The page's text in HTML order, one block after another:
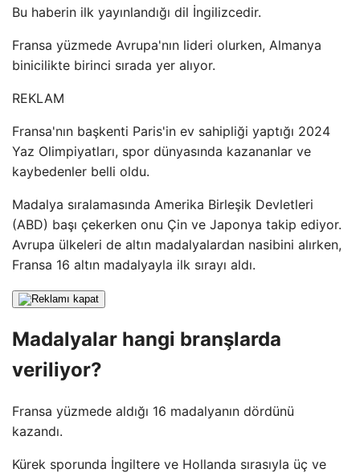
Bu haberin ilk yayınlandığı dil İngilizcedir.
Fransa yüzmede Avrupa'nın lideri olurken, Almanya
binicilikte birinci sırada yer alıyor.
REKLAM
Fransa'nın başkenti Paris'in ev sahipliği yaptığı 2024
Yaz Olimpiyatları, spor dünyasında kazananlar ve
kaybedenler belli oldu.
Madalya sıralamasında Amerika Birleşik Devletleri
(ABD) başı çekerken onu Çin ve Japonya takip ediyor.
Avrupa ülkeleri de altın madalyalardan nasibini alırken,
Fransa 16 altın madalyayla ilk sırayı aldı.
Madalyalar hangi branşlarda
veriliyor?
Fransa yüzmede aldığı 16 madalyanın dördünü
kazandı.
Kürek sporunda İngiltere ve Hollanda sırasıyla üç ve